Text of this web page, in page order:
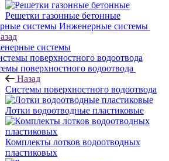
Решетки газонные бетонные
Инженерные системы
системы
поверхностного водоотвода
Назад
Системы поверхностного водоотвода
Лотки водоотводные пластиковые
Комплекты лотков водоотводных
пластиковых